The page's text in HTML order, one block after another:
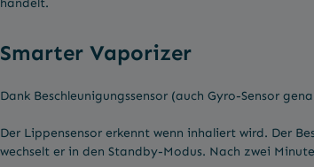
Smarter Vaporizer
Dank Beschleunigungssensor (auch Gyro-Sensor
Der Lippensensor erkennt wenn inhaliert wird. Der
wechselt er in den Standby-Modus. Nach zwei